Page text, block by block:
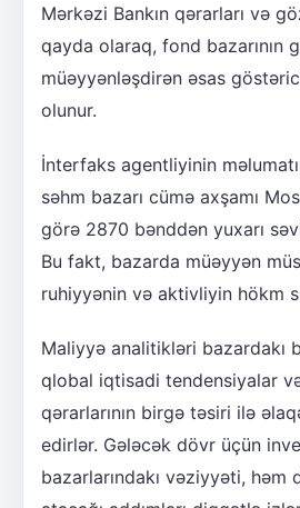
Mərkəzi Bankın qərarları və
qayda olaraq, fond bazarının
müəyyənləşdirən əsas
olunur.
İnterfaks agentliyinin
səhm bazarı cümə axşamı
görə 2870 bənddən yuxarı
Bu fakt, bazarda müəyyən
ruhiyyənin və aktivliyin hökm
Maliyyə analitikləri bazardakı
qlobal iqtisadi tendensiyalar
qərarlarının birgə təsiri ilə
edirlər. Gələcək dövr üçün
bazarlarındakı vəziyyəti, həm